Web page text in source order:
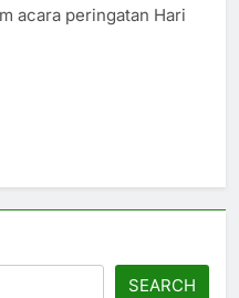
acara peringatan Hari
SEARCH